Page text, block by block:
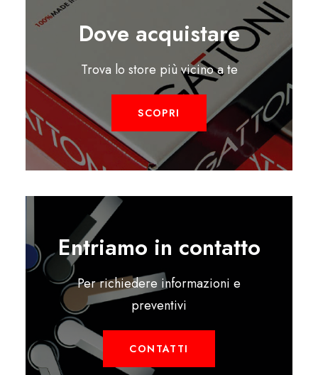
Dove acquistare
Trova lo store più vicino a te
SCOPRI
Entriamo in contatto
Per richiedere informazioni e
preventivi
CONTATTI